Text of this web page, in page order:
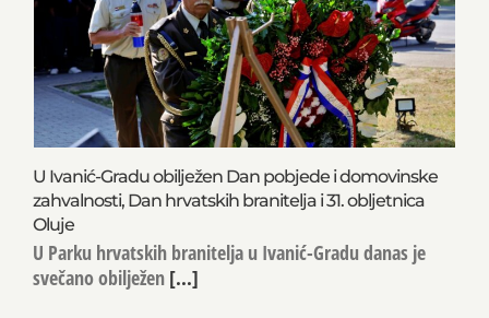
U Ivanić-Gradu obilježen Dan pobjede i domovinske
zahvalnosti, Dan hrvatskih branitelja i 31. obljetnica
Oluje
U Parku hrvatskih branitelja u Ivanić-Gradu danas je
svečano obilježen [...]